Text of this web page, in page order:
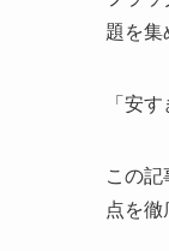
題を集
「安
この
点を徹